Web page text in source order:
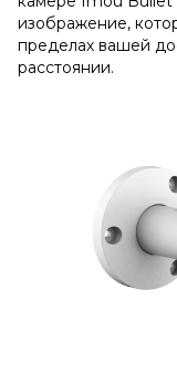
изображение,
пределах вашей
расстоянии.